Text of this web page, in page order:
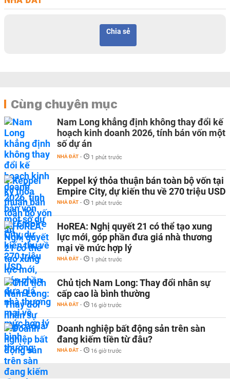
Chia sẻ
Cùng chuyên mục
Nam Long khẳng định không thay đổi kế
hoạch kinh doanh 2026, tính bán vốn một
số dự án
NHÀ ĐẤT - 1 phút trước
Keppel ký thỏa thuận bán toàn bộ vốn tại
Empire City, dự kiến thu về 270 triệu USD
NHÀ ĐẤT - 1 phút trước
HoREA: Nghị quyết 21 có thể tạo xung
lực mới, góp phần đưa giá nhà thương
mại về mức hợp lý
NHÀ ĐẤT - 1 phút trước
Chủ tịch Nam Long: Thay đổi nhân sự
cấp cao là bình thường
NHÀ ĐẤT - 16 giờ trước
Doanh nghiệp bất động sản trên sàn
đang kiếm tiền từ đâu?
NHÀ ĐẤT - 16 giờ trước